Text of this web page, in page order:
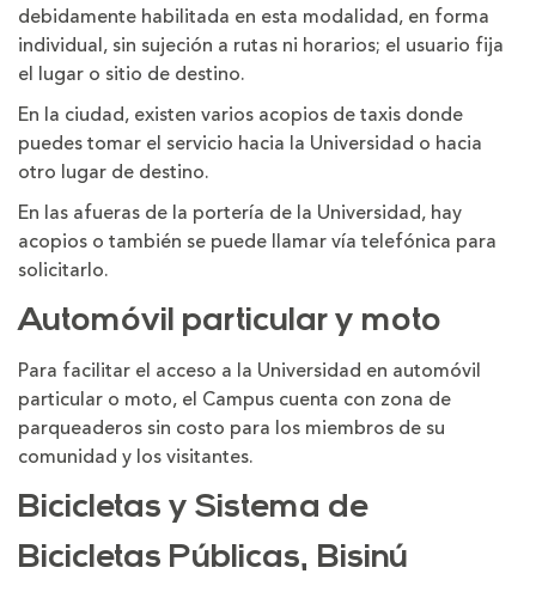
debidamente habilitada en esta modalidad, en forma
individual, sin sujeción a rutas ni horarios; el usuario fija
el lugar o sitio de destino.
En la ciudad, existen varios acopios de taxis donde
puedes tomar el servicio hacia la Universidad o hacia
otro lugar de destino.
En las afueras de la portería de la Universidad, hay
acopios o también se puede llamar vía telefónica para
solicitarlo.
Automóvil particular y moto
Para facilitar el acceso a la Universidad en automóvil
particular o moto, el Campus cuenta con zona de
parqueaderos sin costo para los miembros de su
comunidad y los visitantes.
Bicicletas y Sistema de
Bicicletas Públicas, Bisinú